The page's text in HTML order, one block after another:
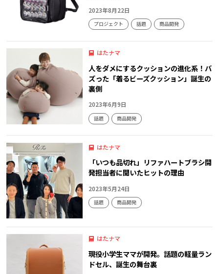
2023年8月22日
プロジェクト 話題 商品開発
はたナマ
人をダメにするクッションの進化系！バ
ズった「着るビーズクッション」誕生の
裏側
2023年6月9日
話題 商品開発
はたナマ
「いつも品切れ」リファハートブラシ開
発担当者に聞いたヒットの理由
2023年5月24日
話題 商品開発
はたナマ
現役小学生ママが開発。話題の軽量ラン
ドセル、誕生の舞台裏